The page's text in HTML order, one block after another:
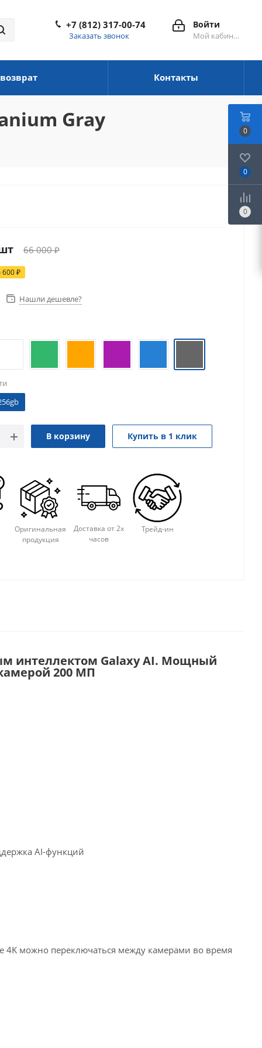
Войти
Мой кабинет
+7 (812) 317-00-74
Заказать звонок
Контакты
Gray
66 000₽
600₽
Нашли дешевле?
В корзину Купить в 1 клик
Оригинальная
продукция
Доставка от 2х
часов
Трейд-ин
интеллектом Galaxy AI. Мощный
200 МП
AI-функций
4K можно переключаться между камерами во время
0
0
0